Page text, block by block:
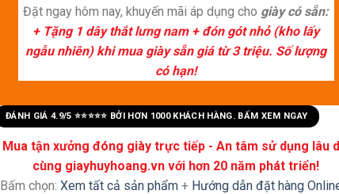
Đặt ngay hôm nay, khuyến mãi áp dụng cho giày có sẵn:
+ Tặng 1 dây thắt lưng nam + đón gót nhỏ (kho lấy
ngẫu nhiên) khi mua giày sẵn giá từ 3 triệu. Số lượng
có hạn!
ĐÁNH GIÁ 4.9/5 ⭐⭐⭐⭐⭐ BỞI HƠN 1000 KHÁCH HÀNG. BẤM XEM NGAY
Mua tận xưởng đóng giày trực tiếp - An tâm sử dụng lâu
cùng giayhuyhoang.vn với hơn 20 năm phát triển!
Bấm chọn: Xem tất cả sản phẩm+ Hướng dẫn đặt hàng